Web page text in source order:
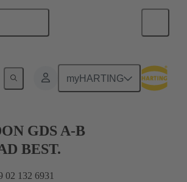
myHARTING
moderkort till dotterkort
GDS A-B
BEST.
02 132 6931